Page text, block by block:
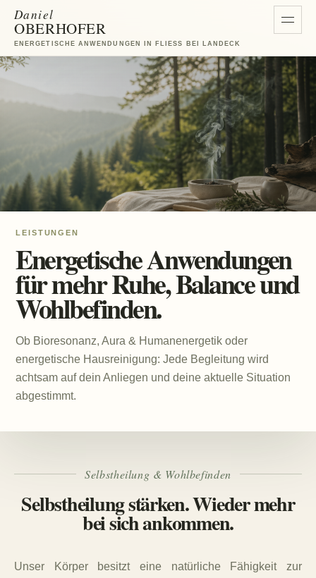
Zum Inhalt springen
Daniel
OBERHOFER
ENERGETISCHE ANWENDUNGEN IN FLIESS BEI LANDECK
Menü
LEISTUNGEN
Energetische Anwendungen
für mehr Ruhe, Balance und
Wohlbefinden.
Ob Bioresonanz, Aura & Humanenergetik oder
energetische Hausreinigung: Jede Begleitung wird
achtsam auf dein Anliegen und deine aktuelle Situation
abgestimmt.
Selbstheilung & Wohlbefinden
Selbstheilung stärken. Wieder mehr
bei sich ankommen.
Unser Körper besitzt eine natürliche Fähigkeit zur